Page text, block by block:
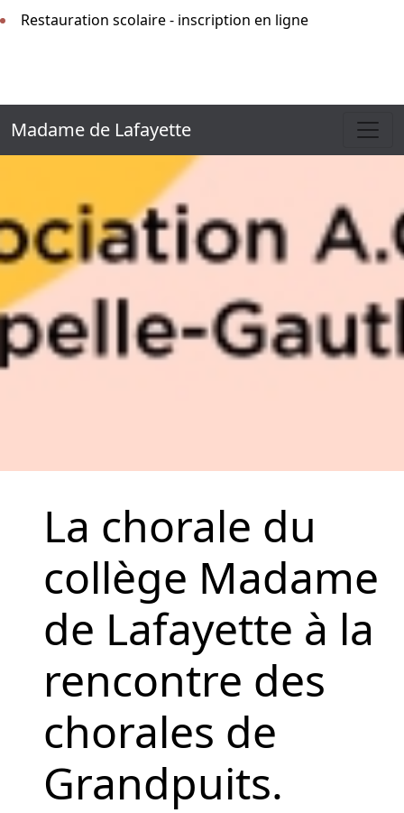
Restauration scolaire - inscription en ligne
Madame de Lafayette
La chorale du
collège Madame
de Lafayette à la
rencontre des
chorales de
Grandpuits.